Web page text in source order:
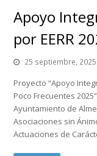
Apoyo
por EERR
25 septiembre, 2025
Proyecto “Apoyo
Poco Frecuentes
Ayuntamiento de
Asociaciones sin
Actuaciones de